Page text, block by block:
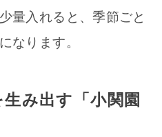
量入れると、季節ごと
なります。
み出す「小関園